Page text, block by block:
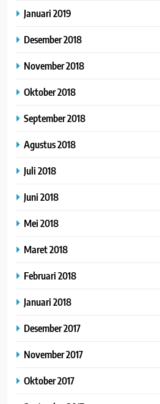
Januari 2019
Desember 2018
November 2018
Oktober 2018
September 2018
Agustus 2018
Juli 2018
Juni 2018
Mei 2018
Maret 2018
Februari 2018
Januari 2018
Desember 2017
November 2017
Oktober 2017